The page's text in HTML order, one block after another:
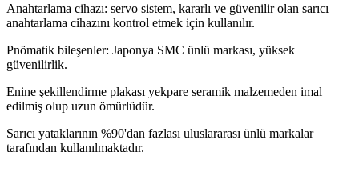
Anahtarlama cihazı: servo sistem, kararlı ve güvenilir olan sarıcı
anahtarlama cihazını kontrol etmek için kullanılır.
Pnömatik bileşenler: Japonya SMC ünlü markası, yüksek
güvenilirlik.
Enine şekillendirme plakası yekpare seramik malzemeden imal
edilmiş olup uzun ömürlüdür.
Sarıcı yataklarının %90'dan fazlası uluslararası ünlü markalar
tarafından kullanılmaktadır.